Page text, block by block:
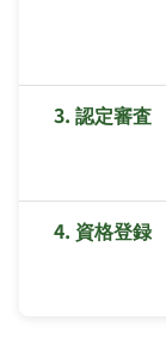
3. 認定審査
4. 資格登録